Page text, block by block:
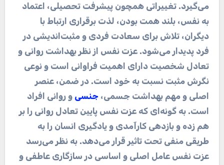
می‌گیرد. تغییراتی همچون پیشرفت تحصیلی، اعتماد
به نفس، بلند همت بودن، لذت برقراری ارتباط با
دیگران، تلاش برای سعادت فردی و مثبت‌اندیشی در
فرد پدیدار می‌شود. عزت نفس از نظر بهداشت روانی و
تعادل شخصیت دارای اهمیت فراوانی است و نوعی
نگرش مثبت نسبت به خود است. در ضمن، عنصر
اصلی و مهم بهداشت جسمی، جنسی و روانی افراد
است. به گونه‌ای که عزت نفس پایین تعادل روانی را بر
هم زده و بازدهی کارآمدی و یادگیری انسان را به
طریقی منفی تحت تاثیر قرار می‌دهد. به نظر می‌رسد
عزت نفس عامل اصلی و اساسی در سازگاری عاطفی و